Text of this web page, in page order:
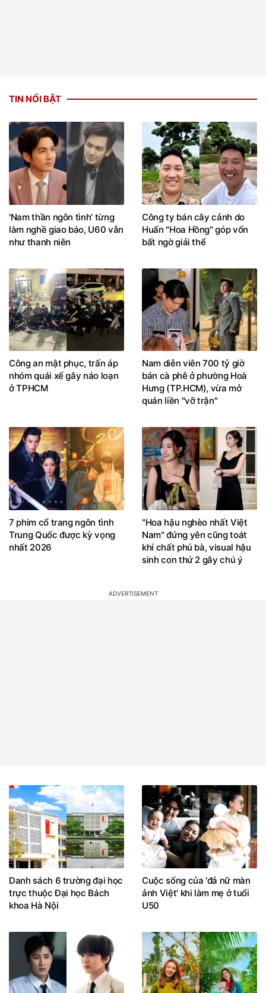
TIN NỔI BẬT
'Nam thần ngôn tình' từng
làm nghề giao báo, U60 vẫn
như thanh niên
Công ty bán cây cảnh do
Huấn "Hoa Hồng" góp vốn
bất ngờ giải thể
Công an mật phục, trấn áp
nhóm quái xế gây náo loạn
ở TPHCM
Nam diễn viên 700 tỷ giờ
bán cà phê ở phường Hoà
Hưng (TP.HCM), vừa mở
quán liền "vỡ trận"
7 phim cổ trang ngôn tình
Trung Quốc được kỳ vọng
nhất 2026
"Hoa hậu nghèo nhất Việt
Nam" đứng yên cũng toát
khí chất phú bà, visual hậu
sinh con thứ 2 gây chú ý
Danh sách 6 trường đại học
trực thuộc Đại học Bách
khoa Hà Nội
Cuộc sống của 'đả nữ màn
ảnh Việt' khi làm mẹ ở tuổi
U50